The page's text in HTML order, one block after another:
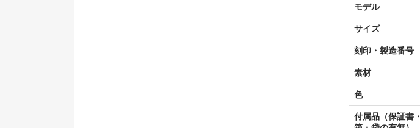
モデル
サイズ
刻印・製造番号
素材
色
付属品（保証書・